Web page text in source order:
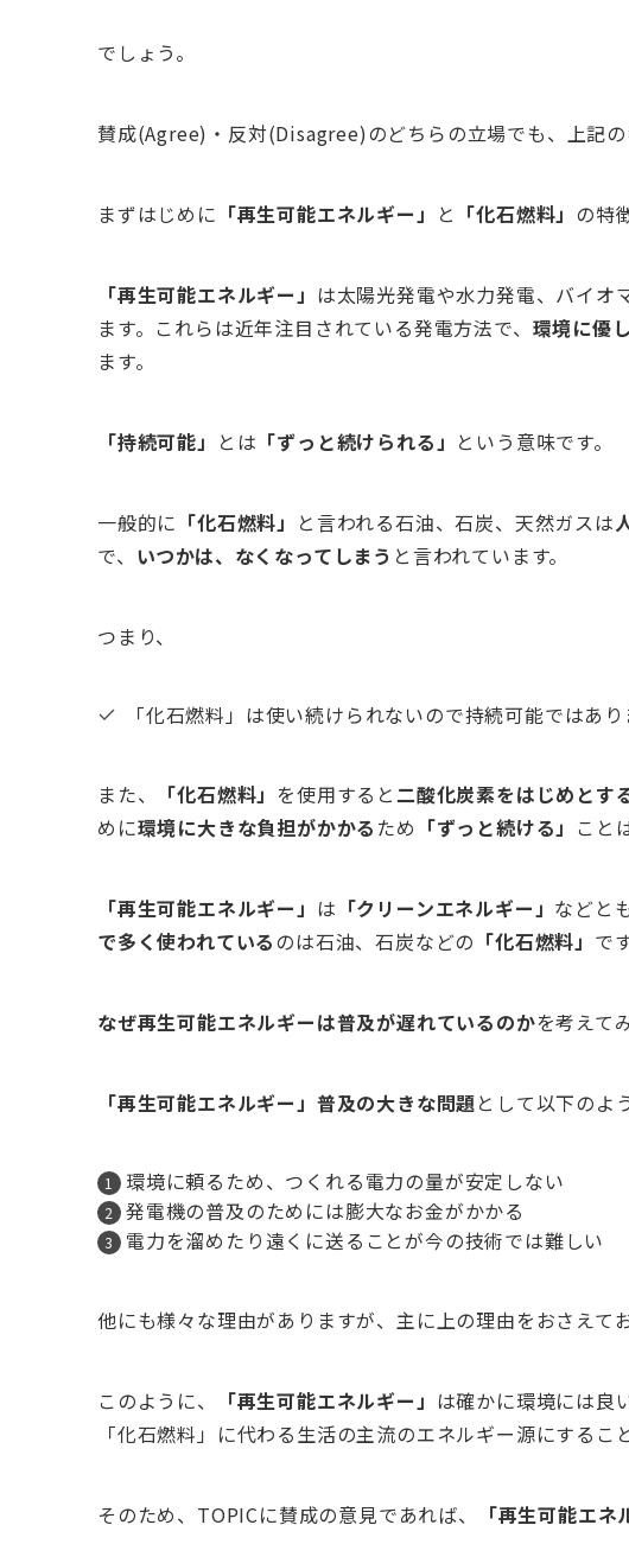
でしょう。
賛成(Agree)・反対(Disagree)のどちらの立場でも、上記
まずはじめに 「再生可能エネルギー」 と 「化石燃料」 の特
「再生可能エネルギー」 は太陽光発電や水力発電、バイオ
ます。これらは近年注目されている発電方法で、 環境に優
ます。
「持続可能」 とは 「ずっと続けられる」 という意味です。
一般的に 「化石燃料」 と言われる石油、石炭、天然ガスは
で、 いつかは、なくなってしまう と言われています。
つまり、
「化石燃料」は使い続けられないので持続可能ではあ
また、 「化石燃料」 を使用すると二酸化炭素をはじめとす
めに環境に大きな負担がかかる ため 「ずっと続ける」 こと
「再生可能エネルギー」 は 「クリーンエネルギー」 などと
で多く使われているのは石油、石炭などの 「化石燃料」 で
なぜ再生可能エネルギーは普及が遅れているのかを考えて
「再生可能エネルギー」普及の大きな問題として以下のよ
環境に頼るため、つくれる電力の量が安定しない
発電機の普及のためには膨大なお金がかかる
電力を溜めたり遠くに送ることが今の技術では難しい
他にも様々な理由がありますが、主に上の理由をおさえて
このように、 「再生可能エネルギー」 は確かに環境には良
「化石燃料」に代わる生活の主流のエネルギー源にするこ
そのため、TOPICに賛成の意見であれば、 「再生可能エネ